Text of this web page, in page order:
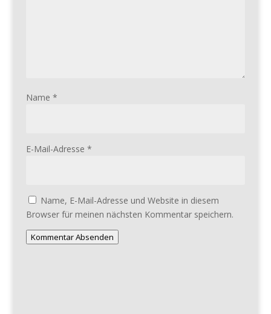
Name *
E-Mail-Adresse *
Name, E-Mail-Adresse und Website in diesem
Browser für meinen nächsten Kommentar speichern.
Kommentar Absenden